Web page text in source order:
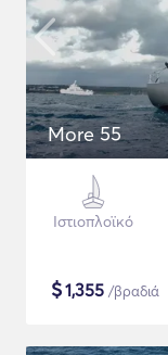
More 55
Ιστιοπλοϊκό
$1,355 /βραδιά